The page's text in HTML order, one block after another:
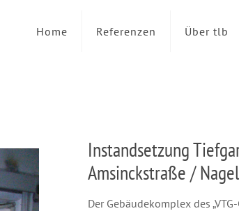
Home Referenzen Über tlb
Instandsetzung
Amsinckstraße /
Der Gebäudekomplex des